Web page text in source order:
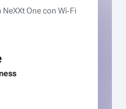
One con Wi‑Fi